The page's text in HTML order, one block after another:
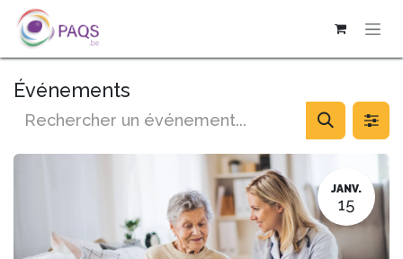
SE RENDRE AU CONTENU
Événements
JANV.
15